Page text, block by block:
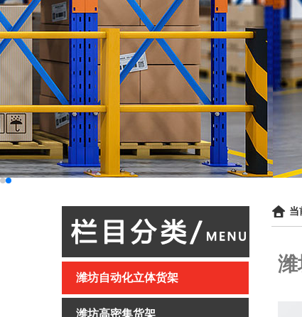
潍坊自动化立体货架
潍坊高密集货架
当
潍